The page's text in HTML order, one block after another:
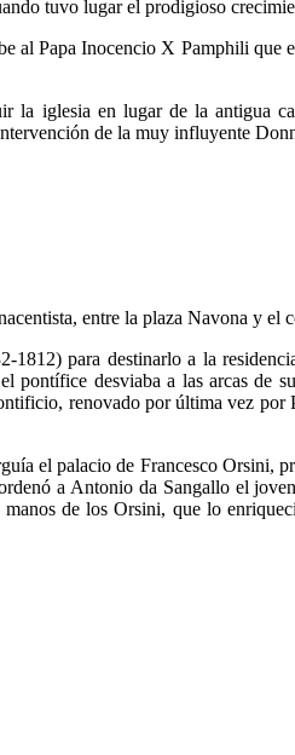
tuvo lugar el prodigioso
al Papa Inocencio X Pamphili
la iglesia en lugar de la antigua
de la muy influyente
entre la plaza Navona y el
para destinarlo a la
pontífice desviaba a las arcas
renovado por última vez
el palacio de Francesco
a Antonio da Sangallo el
de los Orsini, que lo